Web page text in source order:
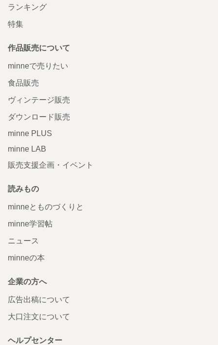
ランキング
特集
作品販売について
minneで売りたい
食品販売
ヴィンテージ販売
ダウンロード販売
minne PLUS
minne LAB
販売支援企画・イベント
読みもの
minneとものづくりと
minne学習帖
ニュース
minneの本
企業の方へ
広告出稿について
大口注文について
ヘルプセンター